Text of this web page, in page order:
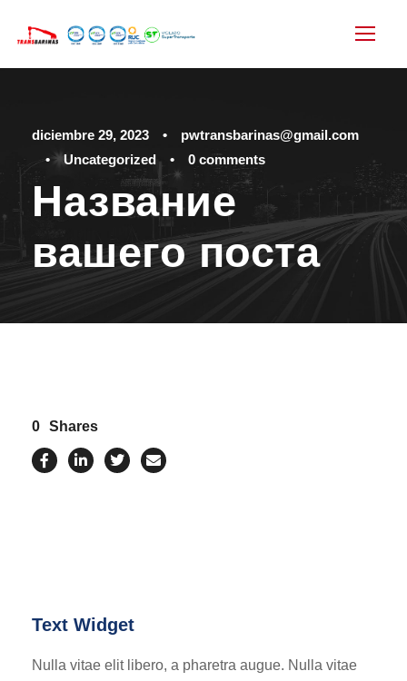
diciembre 29, 2023 •
pwtransbarinas@gmail.com
•
Uncategorized • 0 comments
Название
вашего поста
0 Shares
Text Widget
Nulla vitae elit libero, a pharetra augue. Nulla vitae